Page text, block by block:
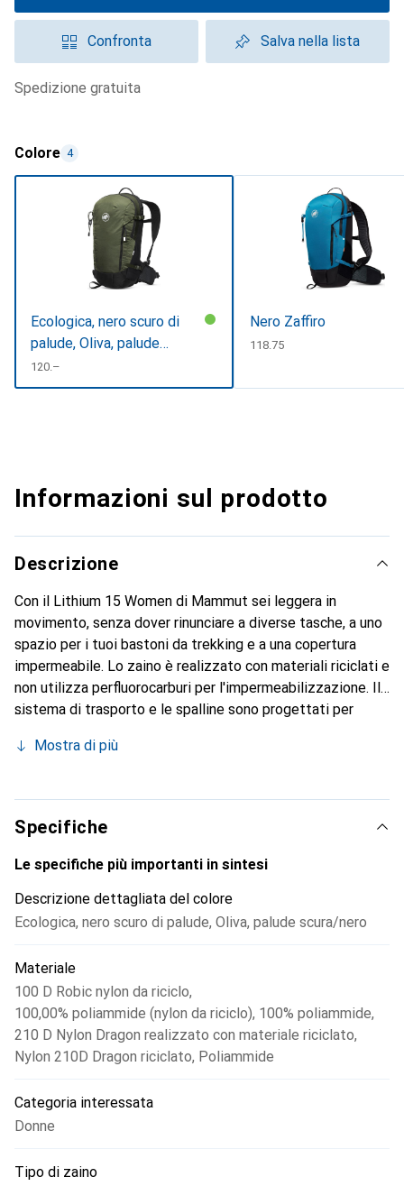
Confronta Salva nella lista
spedizione gratuita
Colore 4
Ecologica, nero scuro di
palude, Oliva, palude
scura/nero
CHF
120.–
Nero Zaffiro
CHF
118.75
Informazioni sul prodotto
Descrizione
Con il Lithium 15 Women di Mammut sei leggera in
movimento, senza dover rinunciare a diverse tasche, a uno
spazio per i tuoi bastoni da trekking e a una copertura
impermeabile. Lo zaino è realizzato con materiali riciclati e
non utilizza perfluorocarburi per l'impermeabilizzazione. Il
sistema di trasporto e le spalline sono progettati per
traspiranti cuscinetti sulle spalle e di canali d'aria sulla
tuo smartphone ed è anche removibile, così come la
copertura impermeabile integrata, se desideri risparmiare
peso. Con il Lithium 15 Women sei sempre leggera e
veloce in movimento.
Mostra di più
Specifiche
Le specifiche più importanti in sintesi
Descrizione dettagliata del colore
Ecologica, nero scuro di palude, Oliva, palude scura/nero
Materiale
100 D Robic nylon da riciclo,
100,00% poliammide (nylon da riciclo), 100% poliammide,
210 D Nylon Dragon realizzato con materiale riciclato,
Nylon 210D Dragon riciclato, Poliammide
Categoria interessata
Donne
Tipo di zaino